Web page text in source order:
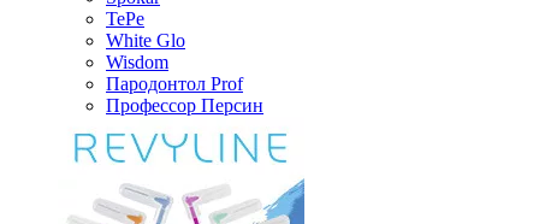
TePe
White Glo
Wisdom
Пародонтол Prof
Профессор Персин